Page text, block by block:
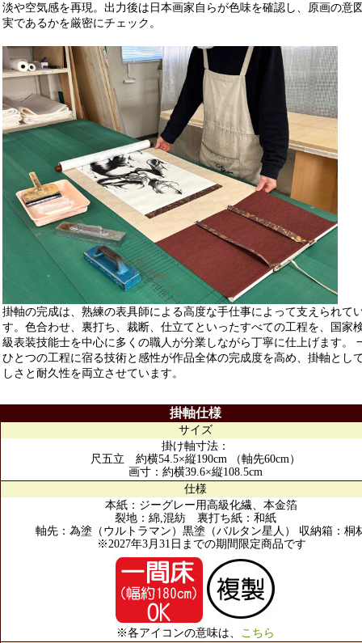
淡や空気感を再現。出力後は日本画家自らが色味を確認し、原画の意
実であるかを厳密にチェック。
掛軸の完成は、熟練の表具師による高度な手仕事によって支えられて
す。色合わせ、裏打ち、裁断、仕立てといったすべての工程を、国家
級表装技能士を中心に多くの職人が分業しながら丁寧に仕上げます。
ひとつの工程に宿る技術と感性が作品全体の完成度を高め、掛軸とし
しさと耐久性を両立させています。
掛軸仕様
サイズ
掛け軸寸法：
尺五立 約横54.5×縦190cm （軸先60cm）
画寸：約横39.6×縦108.5cm
仕様
本紙：ジーグレー用高級化繊、本金箔
裂地：綿,混紡 裏打ち紙：和紙
軸先：為塗（ウルトラマン）黒塗（バルタン星人） 収納箱：桐
※2027年3月31日までの期間限定商品です
※各アイコンの意味は、 こちら